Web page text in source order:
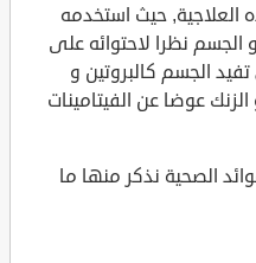
العلاجية, حيث استخدمه
الجسم نظرا لاحتوائه على
تفيد الجسم كالبروتين و
عوضا عن الفيتامينات
الصحية نذكر منها ما